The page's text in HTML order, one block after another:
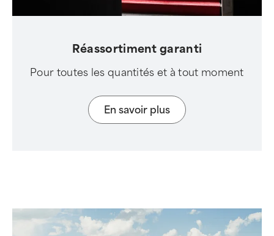
Réassortiment garanti
Pour toutes les quantités et à tout moment
En savoir plus